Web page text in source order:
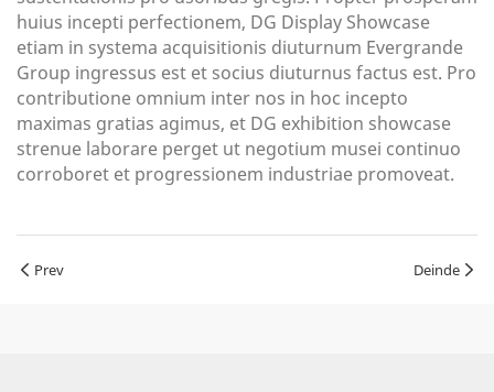
huius incepti perfectionem, DG Display Showcase
etiam in systema acquisitionis diuturnum Evergrande
Group ingressus est et socius diuturnus factus est. Pro
contributione omnium inter nos in hoc incepto
maximas gratias agimus, et DG exhibition showcase
strenue laborare perget ut negotium musei continuo
corroboret et progressionem industriae promoveat.
Prev Deinde